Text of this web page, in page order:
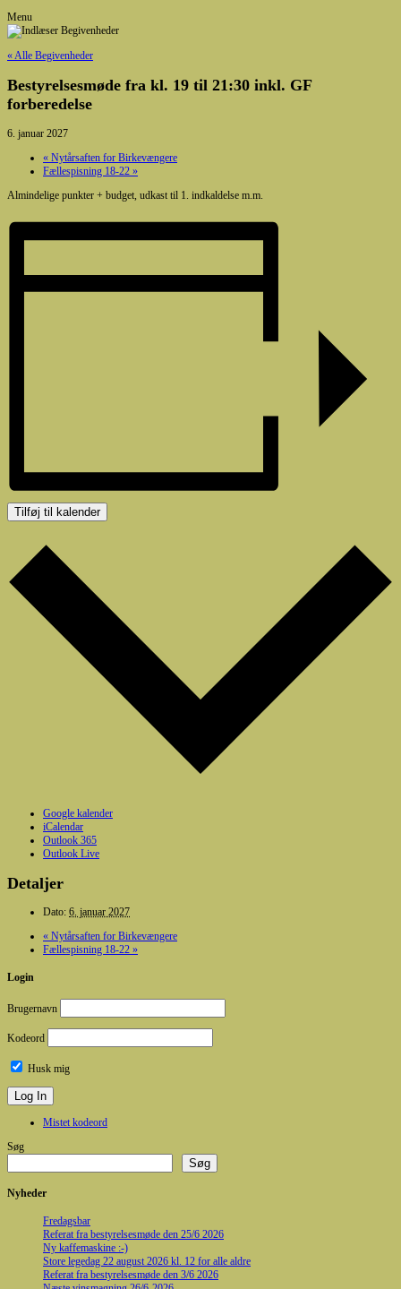
Menu
« Alle Begivenheder
Bestyrelsesmøde fra kl. 19 til 21:30 inkl. GF
forberedelse
6. januar 2027
« Nytårsaften for Birkevængere
Fællespisning 18-22 »
Almindelige punkter + budget, udkast til 1. indkaldelse m.m.
Tilføj til kalender
Google kalender
iCalendar
Outlook 365
Outlook Live
Detaljer
Dato: 6. januar 2027
« Nytårsaften for Birkevængere
Fællespisning 18-22 »
Login
Brugernavn
Kodeord
Husk mig
Mistet kodeord
Søg
Søg
Nyheder
Fredagsbar
Referat fra bestyrelsesmøde den 25/6 2026
Ny kaffemaskine :-)
Store legedag 22 august 2026 kl. 12 for alle aldre
Referat fra bestyrelsesmøde den 3/6 2026